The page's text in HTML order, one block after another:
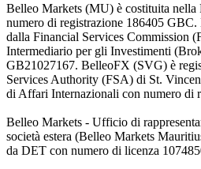
Belleo Markets (MU) è costituita
numero di registrazione 186405 GBC.
dalla Financial Services Commission
Intermediario per gli Investimenti
GB21027167. BelleoFX (SVG) è
Services Authority (FSA) di St.
di Affari Internazionali con numero di
Belleo Markets - Ufficio di
società estera (Belleo Markets
da DET con numero di licenza